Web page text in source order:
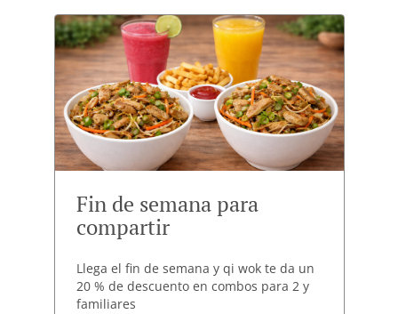
Fin de semana para
compartir
Llega el fin de semana y qi wok te da un
20 % de descuento en combos para 2 y
familiares